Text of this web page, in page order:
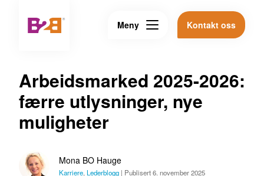
Meny Kontakt oss
Arbeidsmarked 2025-2026:
færre utlysninger, nye
muligheter
Mona BO Hauge
Karriere, Lederblogg | Publisert 6. november 2025